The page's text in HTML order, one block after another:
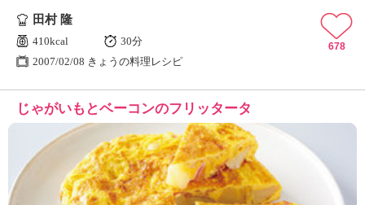
田村 隆
410kcal
30分
2007/02/08 きょうの料理レシピ
678
じゃがいもとベーコンのフリッタータ